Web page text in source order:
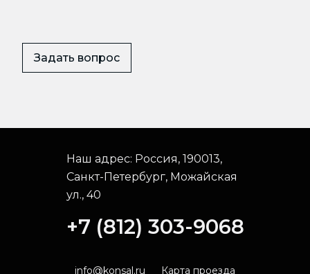
Задать вопрос
Наш адрес: Россия, 190013,
Санкт-Петербург, Можайская
ул., 40
+7 (812) 303-9068
info@konsal.ru Карта проезда